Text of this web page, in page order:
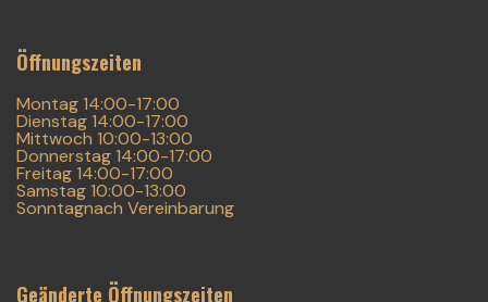
Öffnungszeiten
Montag 14:00-17:00
Dienstag 14:00-17:00
Mittwoch 10:00-13:00
Donnerstag 14:00-17:00
Freitag 14:00-17:00
Samstag 10:00-13:00
Sonntagnach Vereinbarung
Geänderte Öffnungszeiten